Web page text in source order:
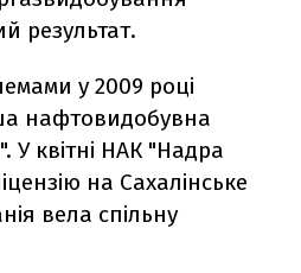
результат.
у 2009 році
нафтовидобувна
У квітні НАК "Надра
на Сахалінське
вела спільну